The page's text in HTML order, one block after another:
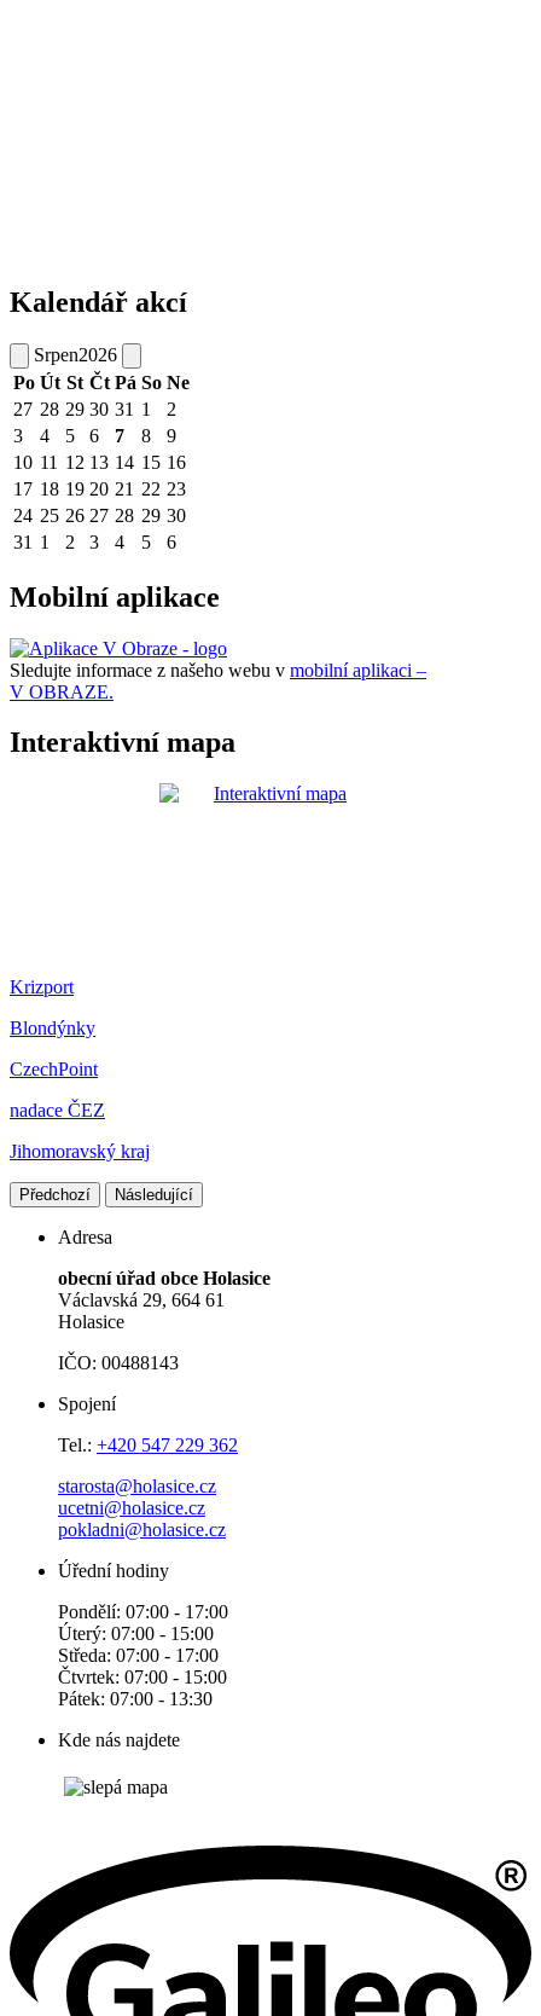
Kalendář akcí
Srpen2026
Po Út St Čt Pá So Ne
27 28 29 30 31 1
2
3
4 5 6 7 8
9
10 11 12 13 14 15 16
17 18 19 20 21 22 23
24 25 26 27 28 29 30
31 1 2 3 4 5 6
Mobilní aplikace
Sledujte informace z našeho webu v mobilní aplikaci –
V OBRAZE.
Interaktivní mapa
Krizport
Blondýnky
CzechPoint
nadace ČEZ
Jihomoravský kraj
Předchozí Následující
Adresa
obecní úřad obce Holasice
Václavská 29, 664 61
Holasice
IČO: 00488143
Spojení
Tel.: +420 547 229 362
starosta@holasice.cz
ucetni@holasice.cz
pokladni@holasice.cz
Úřední hodiny
Pondělí: 07:00 - 17:00
Úterý: 07:00 - 15:00
Středa: 07:00 - 17:00
Čtvrtek: 07:00 - 15:00
Pátek: 07:00 - 13:30
Kde nás najdete